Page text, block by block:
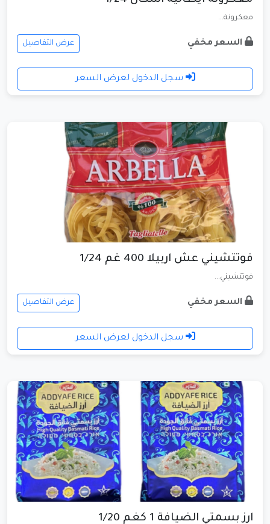
معكرونة...
السعر مخفي عرض التفاصيل
سجل الدخول لعرض السعر
فوتتشيني عش اربيلا 400 غم 1/24
فوتتشيني...
السعر مخفي عرض التفاصيل
سجل الدخول لعرض السعر
ارز بسمتي الضيافة 1 كغم 1/20